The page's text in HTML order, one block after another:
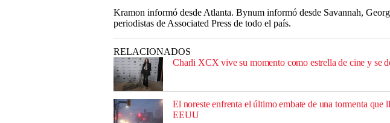
Kramon informó desde Atlanta. Bynum informó desde Savannah,
periodistas de Associated Press de todo el país.
RELACIONADOS
Charli XCX vive su momento como estrella de cine y se
El noreste enfrenta el último embate de una tormenta que
EEUU